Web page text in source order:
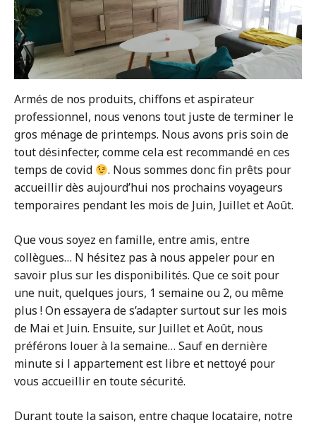
Armés de nos produits, chiffons et aspirateur
professionnel, nous venons tout juste de terminer le
gros ménage de printemps. Nous avons pris soin de
tout désinfecter, comme cela est recommandé en ces
temps de covid
. Nous sommes donc fin prêts pour
accueillir dès aujourd’hui nos prochains voyageurs
temporaires pendant les mois de Juin, Juillet et Août.
Que vous soyez en famille, entre amis, entre
collègues… N hésitez pas à nous appeler pour en
savoir plus sur les disponibilités. Que ce soit pour
une nuit, quelques jours, 1 semaine ou 2, ou même
plus ! On essayera de s’adapter surtout sur les mois
de Mai et Juin. Ensuite, sur Juillet et Août, nous
préférons louer à la semaine… Sauf en dernière
minute si l appartement est libre et nettoyé pour
vous accueillir en toute sécurité.
Durant toute la saison, entre chaque locataire, notre